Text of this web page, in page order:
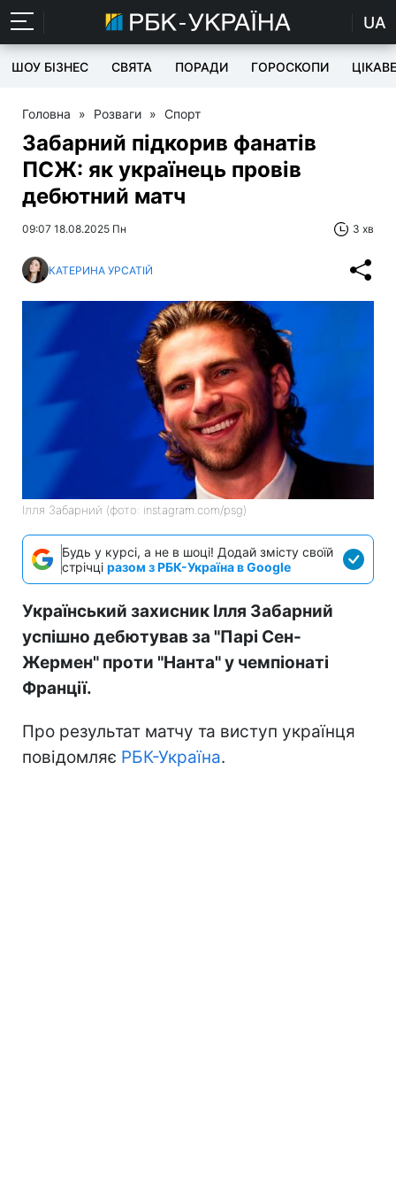
UA
ШОУ БІЗНЕС СВЯТА ПОРАДИ ГОРОСКОПИ ЦІКАВЕ
Головна » Розваги » Спорт
Забарний підкорив фанатів
ПСЖ: як українець провів
дебютний матч
09:07 18.08.2025 Пн 3 хв
КАТЕРИНА УРСАТІЙ
Ілля Забарний (фото: instagram.com/psg)
Будь у курсі, а не в шоці! Додай змісту своїй
стрічці разом з РБК-Україна в Google
Український захисник Ілля Забарний
успішно дебютував за "Парі Сен-
Жермен" проти "Нанта" у чемпіонаті
Франції.
Про результат матчу та виступ українця
повідомляє РБК-Україна.